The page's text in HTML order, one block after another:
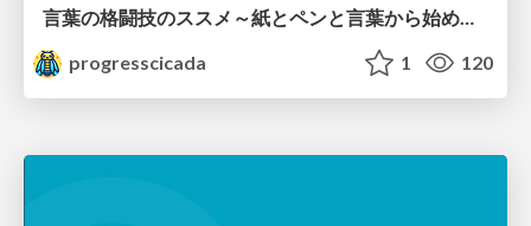
progresscicada
1 120